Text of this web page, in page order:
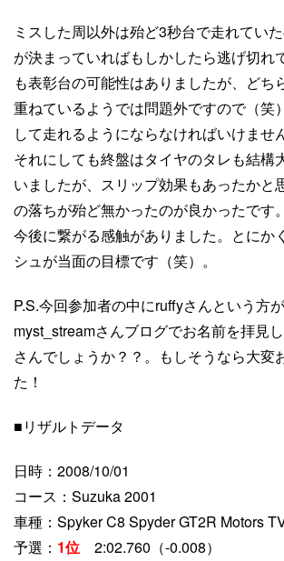
ミスした周以外は殆ど3秒台で走れてい
が決まっていればもしかしたら逃げ切れ
も表彰台の可能性はありましたが、どち
重ねているようでは問題外ですので（笑
して走れるようにならなければいけませ
それにしても終盤はタイヤのタレも結構
いましたが、スリップ効果もあったかと
の落ちが殆ど無かったのが良かったです
今後に繋がる感触がありました。とにか
シュが当面の目標です（笑）。
P.S.今回参加者の中にruffyさんという方が
myst_streamさんブログでお名前を拝見
さんでしょうか？？。もしそうなら大変
た！
■リザルトデータ
日時：2008/10/01
コース：Suzuka 2001
車種：Spyker C8 Spyder GT2R Motors
予選： 1位 2:02.760（-0.008）